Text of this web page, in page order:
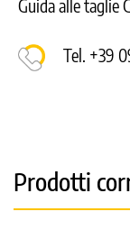
Guida alle taglie
Tel. +39
Prodotti